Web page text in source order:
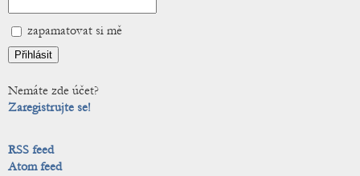
zapamatovat si mě
Nemáte zde účet?
Zaregistrujte se!
RSS feed
Atom feed